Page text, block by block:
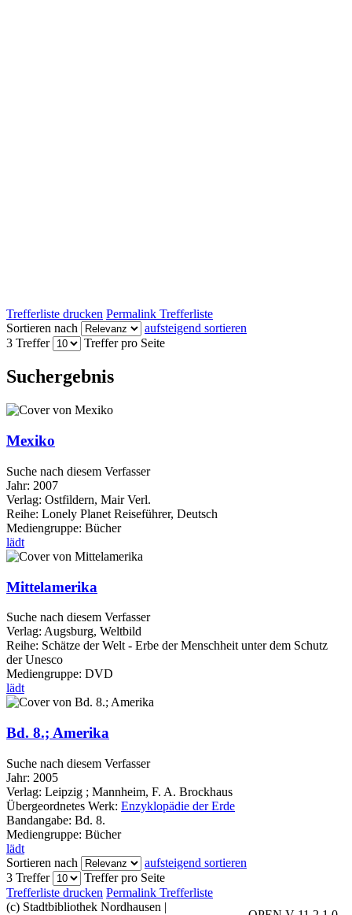
Trefferliste drucken Permalink Trefferliste
Sortieren nach
aufsteigend sortieren
3 Treffer
Treffer pro Seite
Suchergebnis
Mexiko
Suche nach diesem Verfasser
Jahr: 2007
Verlag: Ostfildern, Mair Verl.
Reihe: Lonely Planet Reiseführer, Deutsch
Mediengruppe: Bücher
lädt
Mittelamerika
Suche nach diesem Verfasser
Verlag: Augsburg, Weltbild
Reihe: Schätze der Welt - Erbe der Menschheit unter dem Schutz
der Unesco
Mediengruppe: DVD
lädt
Bd. 8.; Amerika
Suche nach diesem Verfasser
Jahr: 2005
Verlag: Leipzig ; Mannheim, F. A. Brockhaus
Übergeordnetes Werk: Enzyklopädie der Erde
Bandangabe: Bd. 8.
Mediengruppe: Bücher
lädt
Sortieren nach
aufsteigend sortieren
3 Treffer
Treffer pro Seite
Trefferliste drucken Permalink Trefferliste
(c) Stadtbibliothek Nordhausen |